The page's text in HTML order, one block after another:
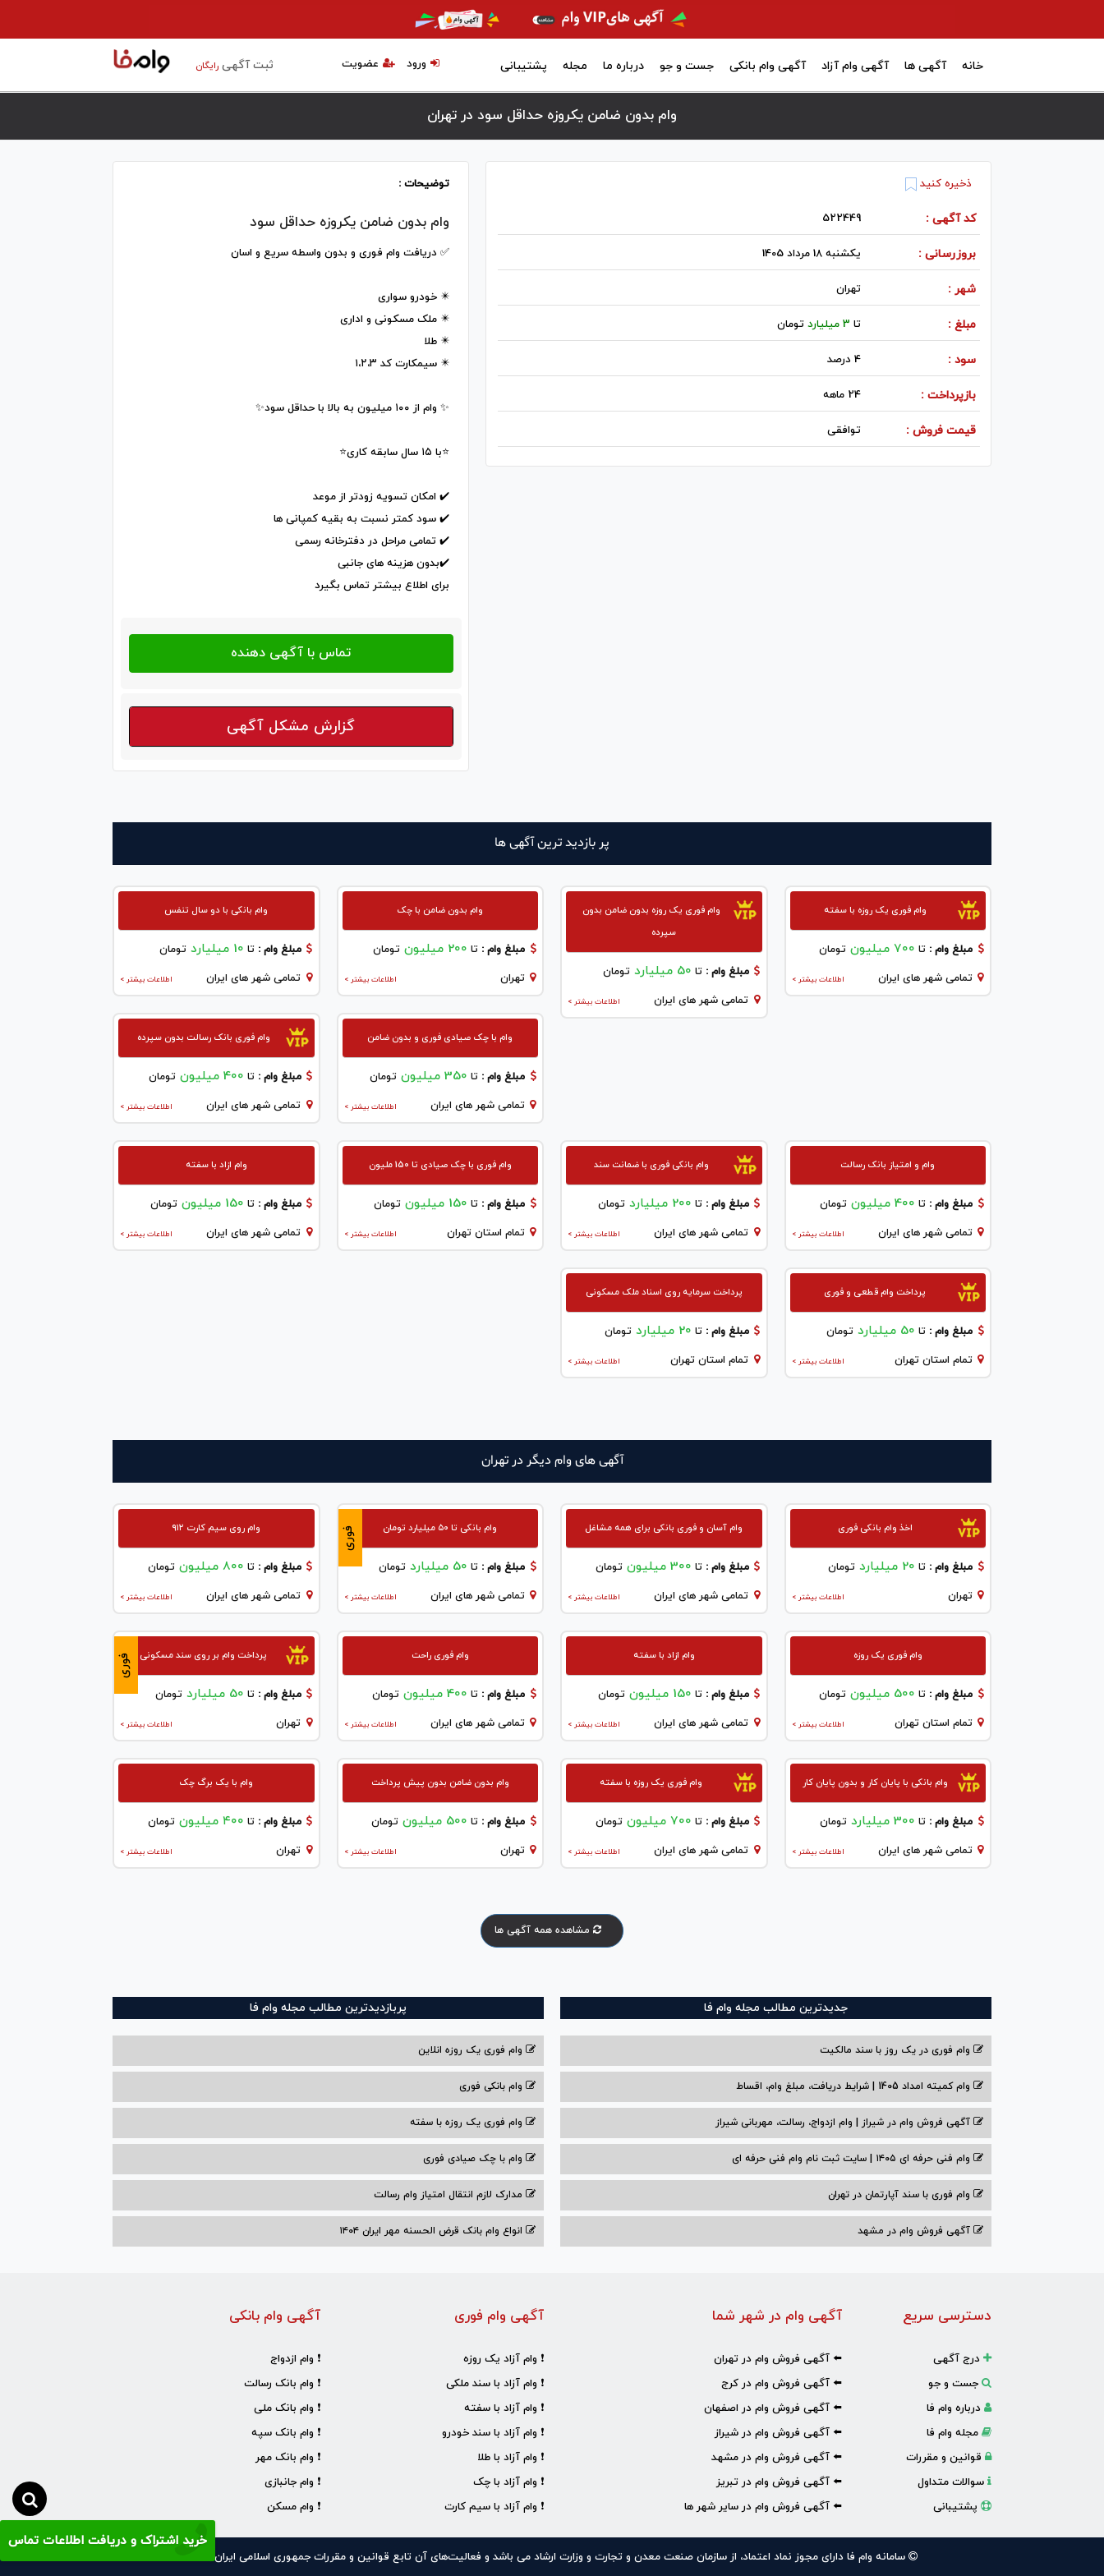
ثبت آگهیرایگان عضویت ورود خانه آگهی ها آگهی وام آزاد آگهی وام بانکی جست و جو درباره ما مجله پشتیبانی
وام بدون ضامن یکروزه حداقل سود در تهران
خرید اشتراک و دریافت اطلاعات تماس
ذخیره کنید
کد آگهی : 522449
بروزرسانی : یکشنبه 18 مرداد 1405
شهر : تهران
مبلغ : تا 3 میلیارد تومان
سود : 4 درصد
بازپرداخت : 24 ماهه
قیمت فروش : توافقی
توضیحات :
وام بدون ضامن یکروزه حداقل سود
✅️ دریافت وام فوری و بدون‌ واسطه سریع و اسان
✴️ خودرو سواری
✴️ ملک مسکونی و اداری
✴️ طلا
✴️ سیمکارت کد ۱،۲،۳
✨️ وام از ۱۰۰ میلیون به بالا با حداقل سود✨️
⭐️با ۱۵ سال سابقه کاری⭐️
✔️ امکان تسویه زودتر از موعد
✔️ سود کمتر نسبت به بقیه کمپانی ها
✔️ تمامی مراحل در دفترخانه رسمی
✔️بدون هزینه های جانبی
برای اطلاع بیشتر تماس بگیرد
گزارش مشکل آگهی
پر بازدید ترین آگهی ها
وام فوری یک روزه با سفته
مبلغ وام : تا 700 میلیون تومان
اطلاعات بیشتر > تمامی شهر های ایران
وام فوری یک روزه بدون ضامن بدون
سپرده
مبلغ وام :تا 50 میلیارد تومان
اطلاعات بیشتر > تمامی شهر های ایران
وام بدون ضامن با چک
مبلغ وام : تا 200 میلیون تومان
اطلاعات بیشتر > تهران
وام بانکی با دو سال تنفس
مبلغ وام :تا 10 میلیارد تومان
اطلاعات بیشتر > تمامی شهر های ایران
وام با چک صیادی فوری و بدون ضامن
مبلغ وام : تا 350 میلیون تومان
اطلاعات بیشتر > تمامی شهر های ایران
وام فوری بانک رسالت بدون سپرده
مبلغ وام :تا 400 میلیون تومان
اطلاعات بیشتر > تمامی شهر های ایران
وام و امتیاز بانک رسالت
مبلغ وام : تا 400 میلیون تومان
اطلاعات بیشتر > تمامی شهر های ایران
وام بانکی فوری با ضمانت سند
مبلغ وام :تا 200 میلیارد تومان
اطلاعات بیشتر > تمامی شهر های ایران
وام فوری با چک صیادی تا 150 ملیون
مبلغ وام : تا 150 میلیون تومان
اطلاعات بیشتر > تمام استان تهران
وام ازاد با سفته
مبلغ وام :تا 150 میلیون تومان
اطلاعات بیشتر > تمامی شهر های ایران
پرداخت وام قطعی و فوری
مبلغ وام : تا 50 میلیارد تومان
اطلاعات بیشتر > تمام استان تهران
پرداخت سرمایه روی اسناد ملک مسکونی
مبلغ وام :تا 20 میلیارد تومان
اطلاعات بیشتر > تمام استان تهران
آگهی های وام دیگر در تهران
اخذ وام بانکی فوری
مبلغ وام : تا 20 میلیارد تومان
اطلاعات بیشتر > تهران
وام آسان و فوری بانکی برای همه مشاغل
مبلغ وام :تا 300 میلیون تومان
اطلاعات بیشتر > تمامی شهر های ایران
فوری وام بانکی تا ۵۰ میلیارد تومان
مبلغ وام : تا 50 میلیارد تومان
اطلاعات بیشتر > تمامی شهر های ایران
وام روی سیم کارت ۹۱۲
مبلغ وام :تا 800 میلیون تومان
اطلاعات بیشتر > تمامی شهر های ایران
وام فوری یک روزه
مبلغ وام : تا 500 میلیون تومان
اطلاعات بیشتر > تمام استان تهران
وام ازاد با سفته
مبلغ وام :تا 150 میلیون تومان
اطلاعات بیشتر > تمامی شهر های ایران
وام فوری راحت
مبلغ وام : تا 400 میلیون تومان
اطلاعات بیشتر > تمامی شهر های ایران
فوری پرداخت وام بر روی سند مسکونی
مبلغ وام :تا 50 میلیارد تومان
اطلاعات بیشتر > تهران
وام بانکی با پایان کار و بدون پایان کار
مبلغ وام : تا 300 میلیارد تومان
اطلاعات بیشتر > تمامی شهر های ایران
وام فوری یک روزه با سفته
مبلغ وام :تا 700 میلیون تومان
اطلاعات بیشتر > تمامی شهر های ایران
وام بدون ضامن بدون پیش پرداخت
مبلغ وام : تا 500 میلیون تومان
اطلاعات بیشتر > تهران
وام با یک برگ چک
مبلغ وام :تا ۴۰۰ میلیون تومان
اطلاعات بیشتر > تهران
مشاهده همه آگهی ها
جدیدترین مطالب مجله وام فا
وام فوری در یک روز با سند مالکیت
وام کمیته امداد 1405 | شرایط دریافت، مبلغ وام، اقساط
آگهی فروش وام در شیراز | وام ازدواج، رسالت، مهربانی شیراز
وام فنی حرفه ای ۱۴۰۵ | سایت ثبت نام وام فنی حرفه ای
وام فوری با سند آپارتمان در تهران
آگهی فروش وام در مشهد
پربازدیدترین مطالب مجله وام فا
وام فوری یک روزه انلاین
وام بانکی فوری
وام فوری یک روزه با سفته
وام با‌ چک صیادی‌ فوری
مدارک لازم انتقال امتیاز وام رسالت
انواع وام بانک قرض الحسنه مهر ایران ۱۴۰۴
آگهی وام بانکی
❗ وام ازدواج
❗ وام بانک رسالت
❗ وام بانک ملی
❗ وام بانک سپه
❗ وام بانک مهر
❗ وام جانبازی
❗ وام مسکن
آگهی وام فوری
❗ وام آزاد یک روزه
❗ وام آزاد با سند ملکی
❗ وام آزاد با سفته
❗ وام آزاد با سند خودرو
❗ وام آزاد با طلا
❗ وام آزاد با چک
❗ وام آزاد با سیم کارت
آگهی وام در شهر شما
⬅️ آگهی فروش وام در تهران
⬅️ آگهی فروش وام در کرج
⬅️ آگهی فروش وام در اصفهان
⬅️ آگهی فروش وام در شیراز
⬅️ آگهی فروش وام در مشهد
⬅️ آگهی فروش وام در تبریز
⬅️ آگهی فروش وام در سایر شهر ها
دسترسی سریع
درج آگهی
جست و جو
درباره وام فا
مجله وام فا
قوانین و مقررات
سوالات متداول
پشتیبانی
سامانه وام فا دارای مجوز نماد اعتماد، از سازمان صنعت معدن و تجارت و وزارت ارشاد می باشد و فعالیت‌های آن تابع قوانین و مقررات جمهوری اسلامی ایران است.